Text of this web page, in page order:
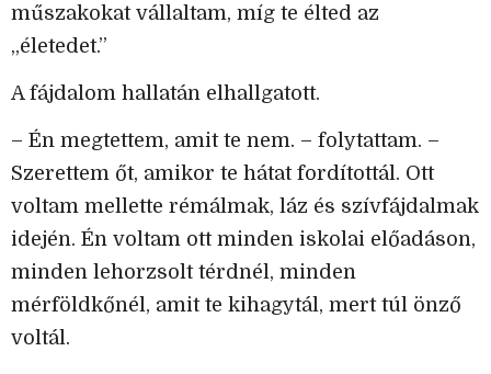
műszakokat vállaltam, míg te élted az
„életedet.”
A fájdalom hallatán elhallgatott.
– Én megtettem, amit te nem. – folytattam. –
Szerettem őt, amikor te hátat fordítottál. Ott
voltam mellette rémálmak, láz és szívfájdalmak
idején. Én voltam ott minden iskolai előadáson,
minden lehorzsolt térdnél, minden
mérföldkőnél, amit te kihagytál, mert túl önző
voltál.